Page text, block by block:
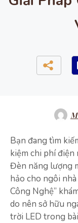
Bạn đang tìm
kiệm chi phí
Đèn năng lượng
hảo cho ngôi
Công Nghệ”
do nên sở hữu
trời LED trong